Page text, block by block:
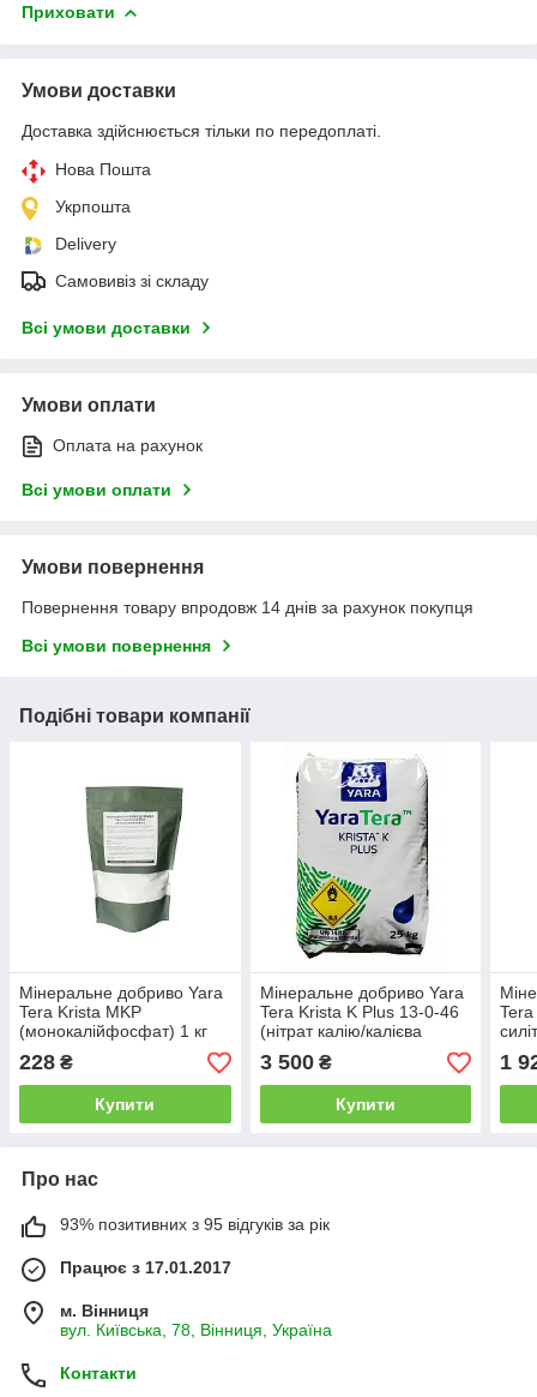
Приховати
Умови доставки
Доставка здійснюється тільки по передоплаті.
Нова Пошта
Укрпошта
Delivery
Самовивіз зі складу
Всі умови доставки
Умови оплати
Оплата на рахунок
Всі умови оплати
Умови повернення
Повернення товару впродовж 14 днів за рахунок покупця
Всі умови повернення
Подібні товари компанії
Мінеральне добриво Yara
Tera Krista MKP
(монокалійфосфат) 1 кг
228 ₴
Купити
Мінеральне добриво Yara
Tera Krista K Plus 13-0-46
(нітрат калію/калієва
силітра) 25 кг
3 500₴
Купити
Tera
1
Про нас
93% позитивних з 95 відгуків за рік
Працює з 17.01.2017
м. Вінниця
вул. Київська, 78, Вінниця, Україна
Контакти